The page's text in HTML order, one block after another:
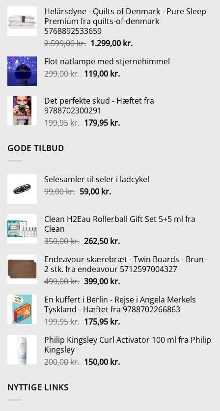
pris
var:
1.000,00 kr..
pris
er:
Helårsdyne - Quilts of Denmark - Pure Sleep
Premium fra quilts-of-denmark
5768892533659
2.599,00kr. Den
pris
var:
1.299,00 kr.Den
pris
Flot natlampe med stjernehimmel
299,00kr. Den
var:
299,00 kr..
119,00 kr.Den
er:
Det perfekte skud - Hæftet fra
9788702300291
199,95kr. Den
179,95 kr.Den
GODE TILBUD
Selesamler til seler i ladcykel
99,00kr. Den
var:
59,00 kr.Den
er:
Clean H2Eau Rollerball Gift Set 5+5 ml fra
Clean
350,00kr. Den
pris
var:
350,00 kr..
262,50 kr.Den
pris
er:
262,50 kr..
Endeavour skærebræt - Twin Boards - Brun -
2 stk. fra endeavour 5712597004327
499,00kr. Den
pris
var:
499,00 kr..
399,00 kr.Den
pris
er:
399,00 kr..
En kuffert i Berlin - Rejse i Angela Merkels
Tyskland - Hæftet fra 9788702266863
199,95kr. Den
pris
199,95 kr..
175,95 kr.Den
pris
175,95 kr..
Philip Kingsley Curl Activator 100 ml fra Philip
Kingsley
200,00kr. Den
150,00 kr.Den
NYTTIGE LINKS